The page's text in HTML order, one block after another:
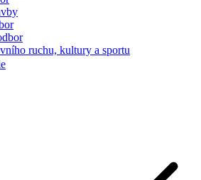
ruchu, kultury a sportu